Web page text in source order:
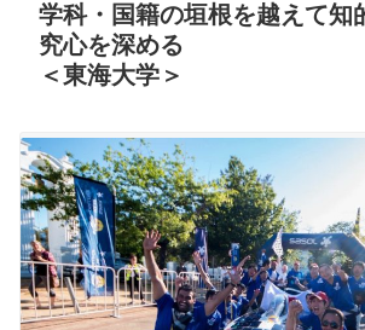
学科・国籍の垣根を越えて知
究心を深める
＜東海大学＞